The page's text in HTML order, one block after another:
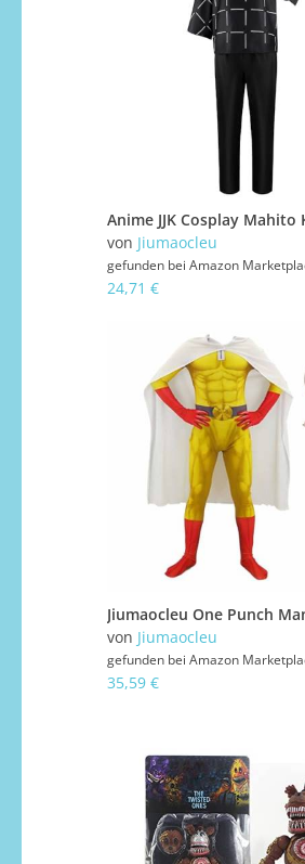
von Jiumaocleu
gefunden bei Amazon
24,71 €
von Jiumaocleu
gefunden bei Amazon
35,59 €